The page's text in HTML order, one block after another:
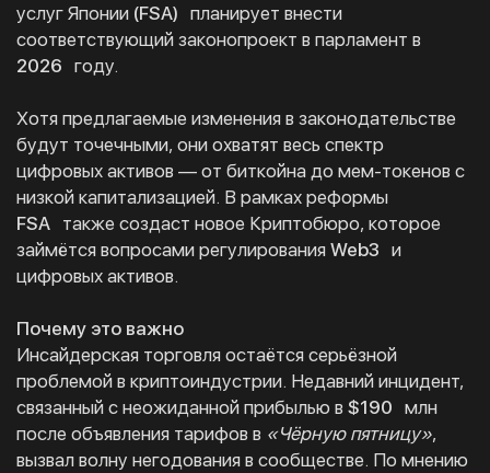
услуг Японии (FSA) планирует внести
соответствующий законопроект в парламент в
2026 году.
Хотя предлагаемые изменения в законодательстве
будут точечными, они охватят весь спектр
цифровых активов — от биткойна до мем-токенов с
низкой капитализацией. В рамках реформы
FSA также создаст новое Криптобюро, которое
займётся вопросами регулирования Web3 и
цифровых активов.
Почему это важно
Инсайдерская торговля остаётся серьёзной
проблемой в криптоиндустрии. Недавний инцидент,
связанный с неожиданной прибылью в $190 млн
после объявления тарифов в «Чёрную пятницу»,
вызвал волну негодования в сообществе. По мнению